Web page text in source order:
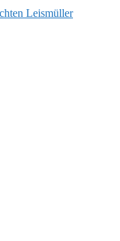
Leismüller